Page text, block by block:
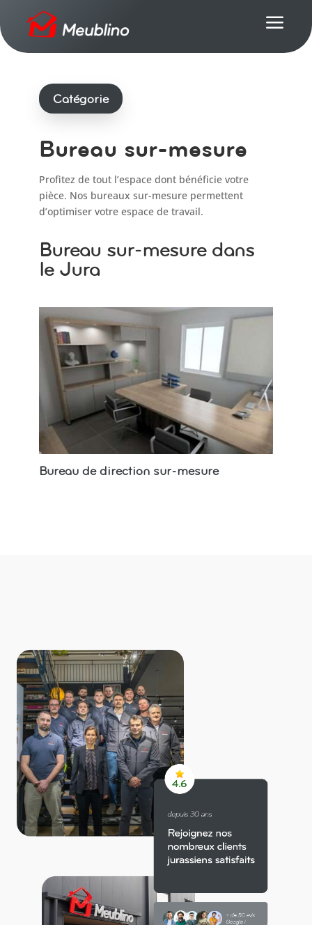
a
Catégorie
Bureau sur-mesure
Profitez de tout l’espace dont bénéficie votre
pièce. Nos bureaux sur-mesure permettent
d’optimiser votre espace de travail.
Bureau sur-mesure dans
le Jura
Bureau de direction sur-mesure